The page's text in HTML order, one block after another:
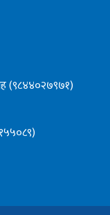
(९८४४०२७९७१)